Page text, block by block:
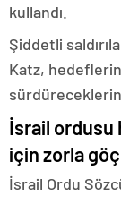
kullandı.
Şiddetli
Katz,
İsrail ordusu
için zorla
İsrail Ordu